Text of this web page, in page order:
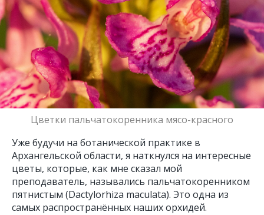
Цветки пальчатокоренника мясо-красного
Уже будучи на ботанической практике в
Архангельской области, я наткнулся на интересные
цветы, которые, как мне сказал мой
преподаватель, назывались пальчатокоренником
пятнистым (Dactylorhiza maculata). Это одна из
самых распространённых наших орхидей.